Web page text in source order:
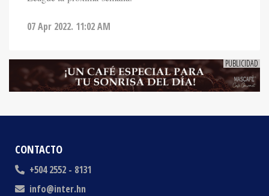
CONTACTO
+504 2552 - 8131
info@inter.hn